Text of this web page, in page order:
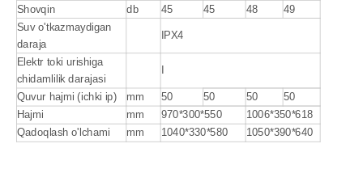
Shovqin
db 45 45 48
49
Suv o'tkazmaydigan
daraja
IPX4
Elektr toki urishiga
chidamlilik darajasi
Quvur hajmi (ichki ip) mm 50 50 50
50
Hajmi
mm 970*300*550
1006*350*618
Qadoqlash o'lchami
mm 1040*330*580 1050*390*640